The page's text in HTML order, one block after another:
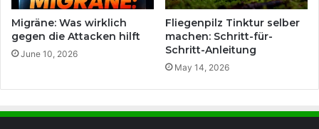
Migräne: Was wirklich
gegen die Attacken hilft
June 10, 2026
Fliegenpilz Tinktur selber
machen: Schritt-für-
Schritt-Anleitung
May 14, 2026